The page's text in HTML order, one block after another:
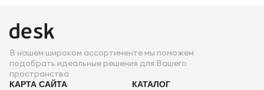
В нашем широком ассортименте мы поможем
подобрать идеальные решения для Вашего
пространства
КАРТА САЙТА КАТАЛОГ